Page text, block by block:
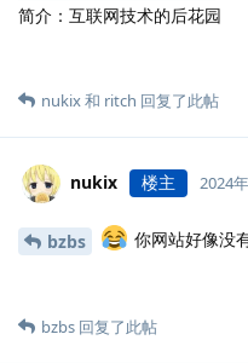
简介：互联网技术的后花园
nukix和 ritch 回复了此帖
nukix 楼主 2024
bzbs 你网站好像没
bzbs 回复了此帖